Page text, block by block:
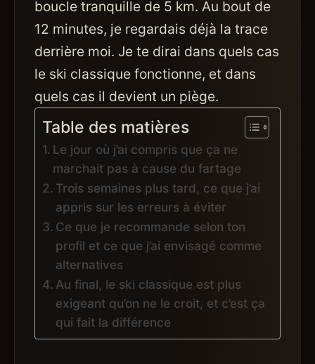
boucle tranquille de 5 km. Au bout de
12 minutes, je regardais déjà la trace
derrière moi. Je te dirai dans quels cas
le ski classique fonctionne, et dans
quels cas il devient un piège.
Table des matières
Le jour où j’ai compris que ça ne
marchait pas à cause du fartage
Trois semaines plus tard, ce que j’ai
appris sur les erreurs à éviter
Ce que je recommande selon ton
profil et ce que j’ai envisagé comme
alternatives
Au final, le ski classique est plus
exigeant qu’on ne le croit, et c’est ça
qui fait la différence